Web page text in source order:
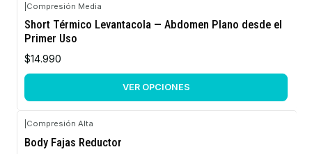
Compresión Media
Short Térmico Levantacola — Abdomen Plano desde el
Primer Uso
$14.990
VER OPCIONES
-54%
OFF
Compresión Alta
Body Fajas Reductor